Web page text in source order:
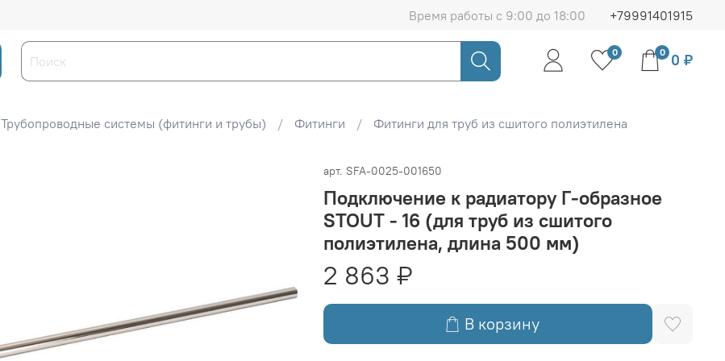
Время работы с 9:00 до 18:00 +79991401915
0 0 0 ₽
Трубопроводные системы (фитинги и трубы) Фитинги Фитинги для труб из сшитого полиэтилена
арт. SFA-0025-001650
Подключение к радиатору Г-образное
STOUT - 16 (для труб из сшитого
полиэтилена, длина 500 мм)
2 863 ₽
В корзину